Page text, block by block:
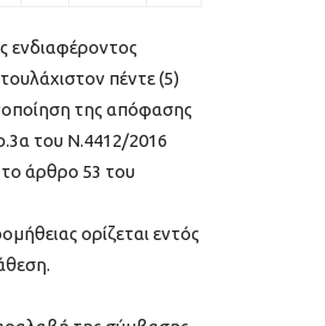
πέντε (5)
της απόφασης
του Ν.4412/2016
άρθρο 53 του
ορίζεται εντός